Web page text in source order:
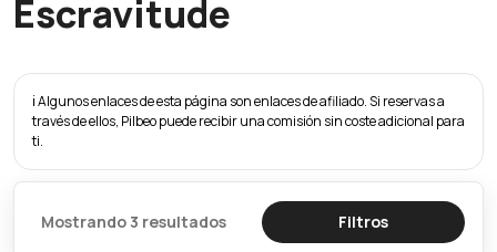
Escravitude
ℹ️ Algunos enlaces de esta página son enlaces de afiliado. Si reservas a
través de ellos, Pilbeo puede recibir una comisión sin coste adicional para
ti.
Mostrando 3 resultados Filtros